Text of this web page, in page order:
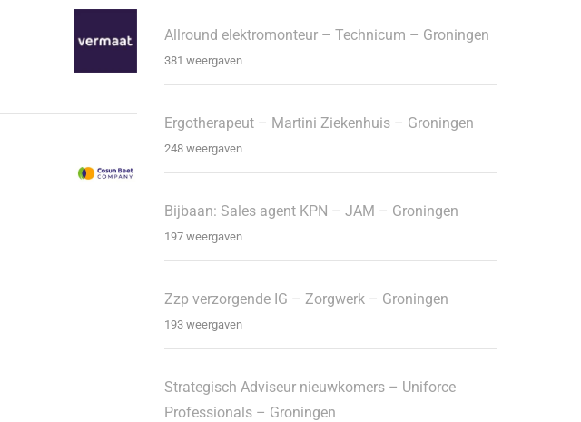
Allround elektromonteur – Technicum – Groningen
381 weergaven
Ergotherapeut – Martini Ziekenhuis – Groningen
248 weergaven
Bijbaan: Sales agent KPN – JAM – Groningen
197 weergaven
Zzp verzorgende IG – Zorgwerk – Groningen
193 weergaven
Strategisch Adviseur nieuwkomers – Uniforce
Professionals – Groningen